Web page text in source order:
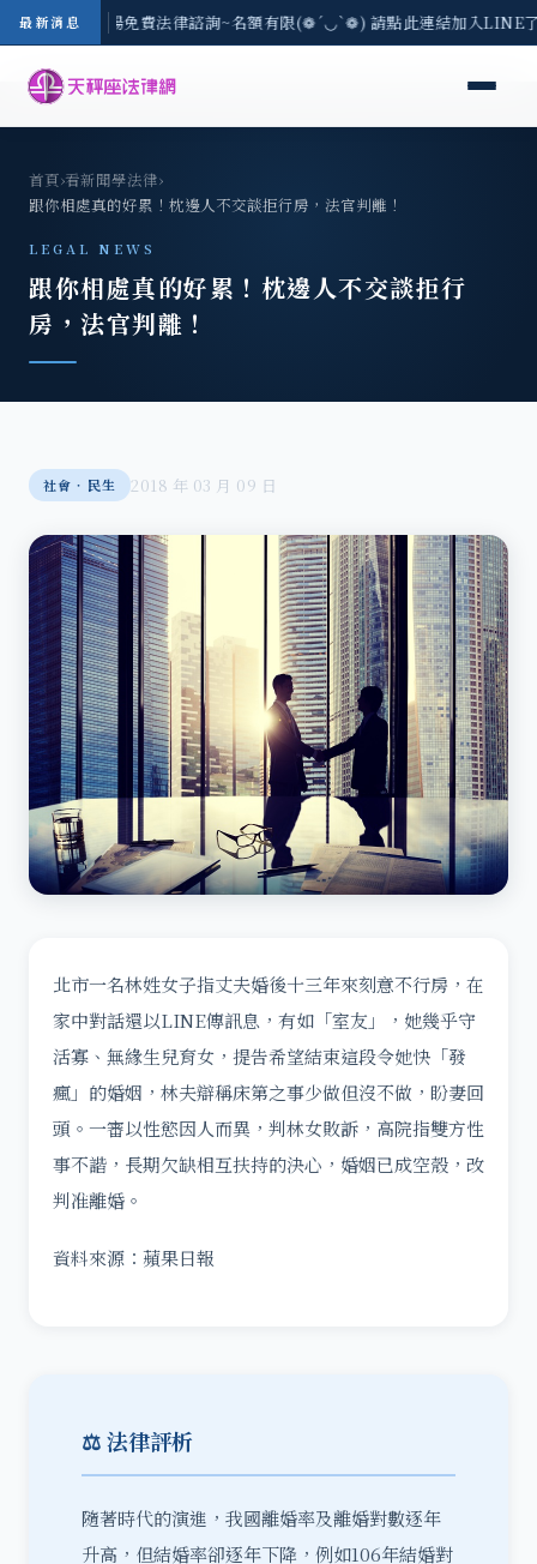
最新消息
-8/3(一) 現場免費法律諮詢~名額有限(❁´◡`❁) 請點此連結加入LINE
首頁›看新聞學法律›
跟你相處真的好累！枕邊人不交談拒行房，法官判離！
LEGAL NEWS
跟你相處真的好累！枕邊人不交談拒行
房，法官判離！
社會‧民生 2018 年 03 月 09 日
北市一名林姓女子指丈夫婚後十三年來刻意不行房，在
家中對話還以LINE傳訊息，有如「室友」，她幾乎守
活寡、無緣生兒育女，提告希望結束這段令她快「發
瘋」的婚姻，林夫辯稱床第之事少做但沒不做，盼妻回
頭。一審以性慾因人而異，判林女敗訴，高院指雙方性
事不諧，長期欠缺相互扶持的決心，婚姻已成空殼，改
判准離婚。
資料來源：蘋果日報
⚖️ 法律評析
隨著時代的演進，我國離婚率及離婚對數逐年
升高，但結婚率卻逐年下降，例如106年結婚對